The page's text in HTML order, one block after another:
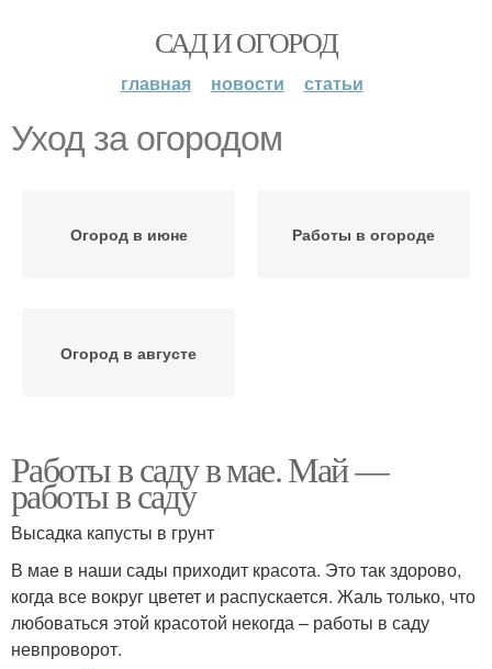
САД И ОГОРОД
главная новости статьи
Уход за огородом
Огород в июне Работы в огороде
Огород в августе
Работы в саду в мае. Май —
работы в саду
Высадка капусты в грунт
В мае в наши сады приходит красота. Это так здорово,
когда все вокруг цветет и распускается. Жаль только, что
любоваться этой красотой некогда – работы в саду
невпроворот.